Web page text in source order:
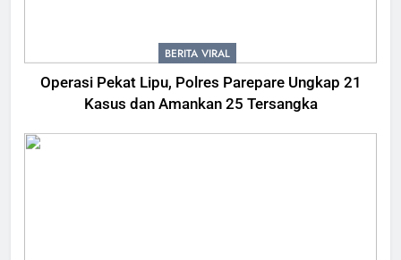
BERITA VIRAL
Operasi Pekat Lipu, Polres Parepare Ungkap 21
Kasus dan Amankan 25 Tersangka